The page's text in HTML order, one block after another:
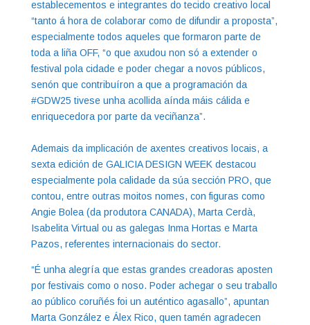
establecementos e integrantes do tecido creativo local
“tanto á hora de colaborar como de difundir a proposta”,
especialmente todos aqueles que formaron parte de
toda a liña OFF, “o que axudou non só a extender o
festival pola cidade e poder chegar a novos públicos,
senón que contribuíron a que a programación da
#GDW25 tivese unha acollida aínda máis cálida e
enriquecedora por parte da veciñanza”.
Ademais da implicación de axentes creativos locais, a
sexta edición de GALICIA DESIGN WEEK destacou
especialmente pola calidade da súa sección PRO, que
contou, entre outras moitos nomes, con figuras como
Angie Bolea (da produtora CANADA), Marta Cerdà,
Isabelita Virtual ou as galegas Inma Hortas e Marta
Pazos, referentes internacionais do sector.
“É unha alegría que estas grandes creadoras aposten
por festivais como o noso. Poder achegar o seu traballo
ao público coruñés foi un auténtico agasallo”, apuntan
Marta González e Álex Rico, quen tamén agradecen